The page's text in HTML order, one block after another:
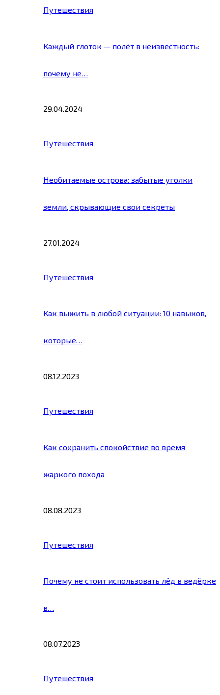
Путешествия
Каждый глоток — полёт в неизвестность:
почему не…
29.04.2024
Путешествия
Необитаемые острова: забытые уголки
земли, скрывающие свои секреты
27.01.2024
Путешествия
Как выжить в любой ситуации: 10 навыков,
которые…
08.12.2023
Путешествия
Как сохранить спокойствие во время
жаркого похода
08.08.2023
Путешествия
Почему не стоит использовать лёд в ведёрке
в…
08.07.2023
Путешествия